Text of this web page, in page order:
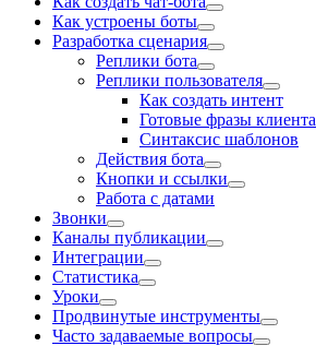
Как устроены боты
Разработка сценария
Реплики бота
Реплики пользователя
Как создать интент
Готовые фразы клиента
Синтаксис шаблонов
Действия бота
Кнопки и ссылки
Работа с датами
Звонки
Каналы публикации
Интеграции
Статистика
Уроки
Продвинутые инструменты
Часто задаваемые вопросы